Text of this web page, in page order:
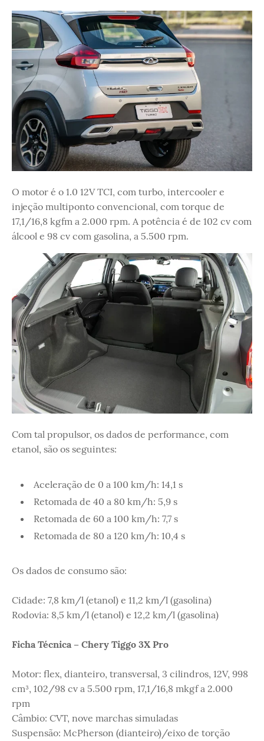
O motor é o 1.0 12V TCI, com turbo, intercooler e
injeção multiponto convencional, com torque de
17,1/16,8 kgfm a 2.000 rpm. A potência é de 102 cv com
álcool e 98 cv com gasolina, a 5.500 rpm.
Com tal propulsor, os dados de performance, com
etanol, são os seguintes:
Aceleração de 0 a 100 km/h: 14,1 s
Retomada de 40 a 80 km/h: 5,9 s
Retomada de 60 a 100 km/h: 7,7 s
Retomada de 80 a 120 km/h: 10,4 s
Os dados de consumo são:
Cidade: 7,8 km/l (etanol) e 11,2 km/l (gasolina)
Rodovia: 8,5 km/l (etanol) e 12,2 km/l (gasolina)
Ficha Técnica – Chery Tiggo 3X Pro
Motor: flex, dianteiro, transversal, 3 cilindros, 12V, 998
cm³, 102/98 cv a 5.500 rpm, 17,1/16,8 mkgf a 2.000
rpm
Câmbio: CVT, nove marchas simuladas
Suspensão: McPherson (dianteiro)/eixo de torção